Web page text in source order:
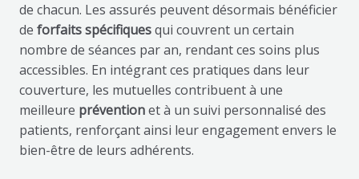
de chacun. Les assurés peuvent désormais bénéficier
de forfaits spécifiquesqui couvrent un certain
nombre de séances par an, rendant ces soins plus
accessibles. En intégrant ces pratiques dans leur
couverture, les mutuelles contribuent à une
meilleure préventionet à un suivi personnalisé des
patients, renforçant ainsi leur engagement envers le
bien-être de leurs adhérents.